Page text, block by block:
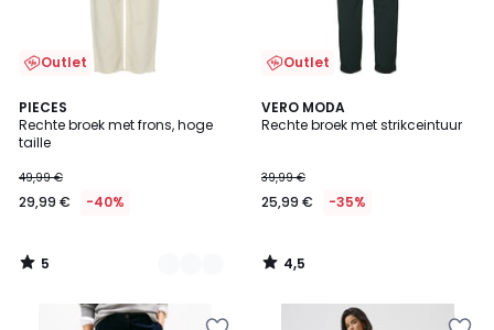
Outlet
PIECES
Rechte broek met frons, hoge
taille
49,99 €
29,99 € -40%
5
/
5
2
Kleuren
5
/
Outlet
VERO MODA
Rechte broek met strikceintuur
39,99 €
25,99 € -35%
4,5
/ 5
4,5
/